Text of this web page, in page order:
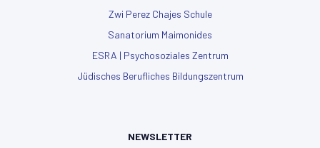
Zwi Perez Chajes Schule
Sanatorium Maimonides
ESRA | Psychosoziales Zentrum
Jüdisches Berufliches Bildungszentrum
NEWSLETTER